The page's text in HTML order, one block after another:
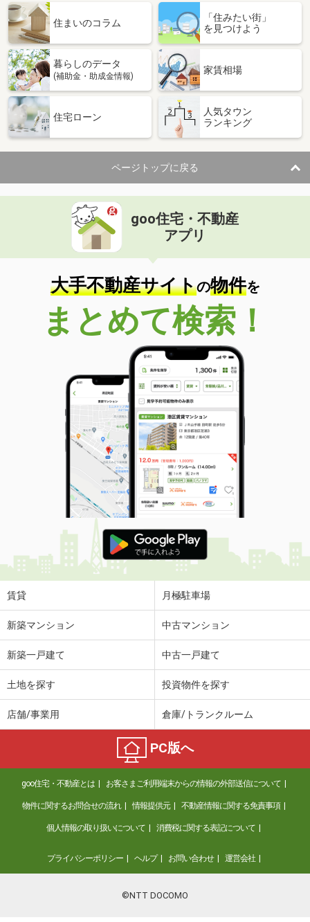
価 格
3,298万円
住 所
福岡県大野城市筒井３
用途地域
１種住居
土地面積 94.97m²
福岡県大野城市筒井３
3,298万円
用途地域
１種住居
福岡県大野城市筒井３
価 格
3,398万円
住 所
土地面積 100.89m²
福岡県福岡市東区美和台５丁目
2,490万円
福岡県福岡市東区美和台５丁目
用途地域 １種低層
土地面積
228.9m²
福岡県朝倉市杷木池田
価 格
249万円
住 所
福岡県朝倉市杷木池田
用途地域
無指定
土地面積 136.5m²
福岡県福岡市東区水谷２
価 格
1億3,800万円
住 所
福岡県福岡市東区水谷２
用途地域 １種住居
303.78m²
福岡県福岡市東区八田２
4,080万円
住 所
福岡県福岡市東区八田２
１種低層
土地面積 232.71m²
福岡県福岡市東区下原３
3,700万円
住 所
福岡県福岡市東区下原３
土地面積
255.19m²
１種低層
住まいのコラム
「住みたい街」
を見つけよう
暮らしのデータ
(補助金・助成金情報)
家賃相場
住宅ローン
人気タウン
ランキング
ページトップに戻る
goo住宅・不動産
アプリ
大手不動産サイトの物件を
まとめて検索！
賃貸 月極駐車場
新築マンション 中古マンション
新築一戸建て 中古一戸建て
土地を探す 投資物件を探す
店舗/事業用 倉庫/トランクルーム
PC版へ
goo住宅・不動産とは お客さまご利用端末からの情報の外部送信について
物件に関するお問合せの流れ 情報提供元 不動産情報に関する免責事項
個人情報の取り扱いについて 消費税に関する表記について
プライバシーポリシー ヘルプ お問い合わせ 運営会社
©NTT DOCOMO